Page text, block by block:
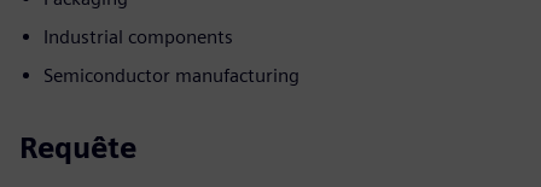
Industrial components
Semiconductor manufacturing
Requête